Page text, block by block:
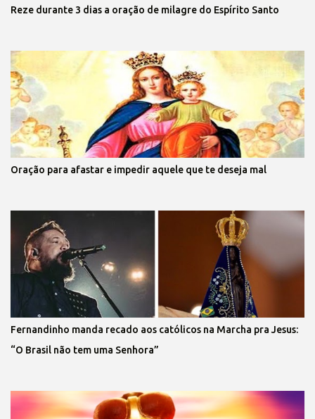
Reze durante 3 dias a oração de milagre do Espírito Santo
Oração para afastar e impedir aquele que te deseja mal
Fernandinho manda recado aos católicos na Marcha pra Jesus:
“O Brasil não tem uma Senhora”